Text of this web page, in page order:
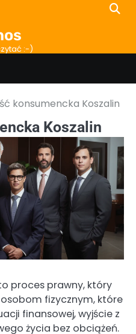
:-)
konsumencka Koszalin
Koszalin
proces prawny, który
fizycznym, które
finansowej, wyjście z
życia bez obciążeń.